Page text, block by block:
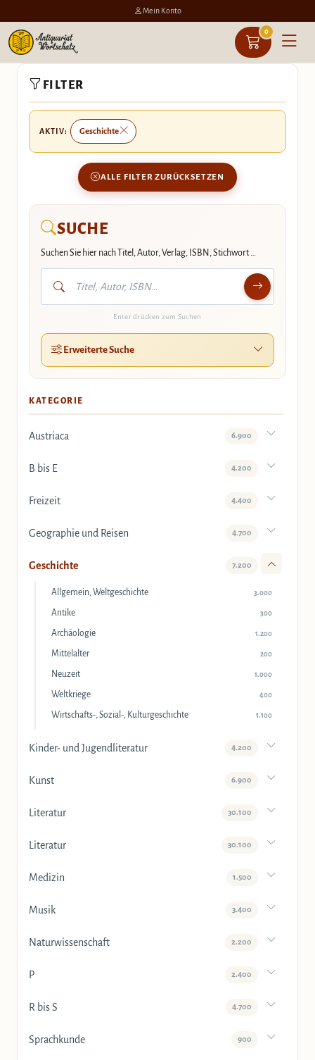
Mein Konto
0
Zum
springen
FILTER
AKTIV: Geschichte
ALLE FILTER ZURÜCKSETZEN
SUCHE
Suchen Sie hier nach Titel, Autor, Verlag, ISBN, Stichwort …
Enter drücken zum Suchen
Erweiterte Suche
KATEGORIE
Austriaca 6.900
B bis E 4.200
Freizeit 4.400
Geographie und Reisen 4.700
Geschichte 7.200
Allgemein, Weltgeschichte 3.000
Antike 300
Archäologie 1.200
Mittelalter 200
Neuzeit 1.000
Weltkriege 400
Wirtschafts-, Sozial-, Kulturgeschichte 1.100
Kinder- und Jugendliteratur 4.200
Kunst 6.900
Literatur 30.100
Literatur 30.100
Medizin 1.500
Musik 3.400
Naturwissenschaft 2.200
P 2.400
R bis S 4.700
Sprachkunde 900